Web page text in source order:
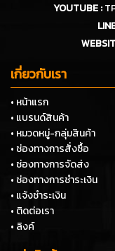
YOUTUBE :
เกี่ยวกับเรา
• หน้าแรก
• แบรนด์สินค้า
• หมวดหมู่-กลุ่มสินค้า
• ช่องทางการสั่งซื้อ
• ช่องทางการจัดส่ง
• ช่องทางการชำระเงิน
• แจ้งชำระเงิน
• ติดต่อเรา
• ลิงค์